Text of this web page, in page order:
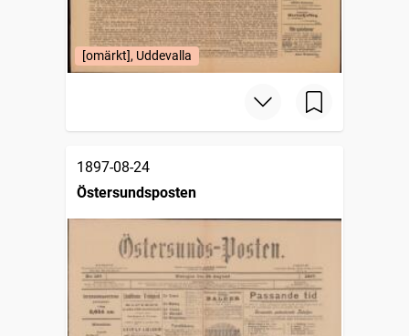
[omärkt], Uddevalla
1897-08-24
Östersundsposten